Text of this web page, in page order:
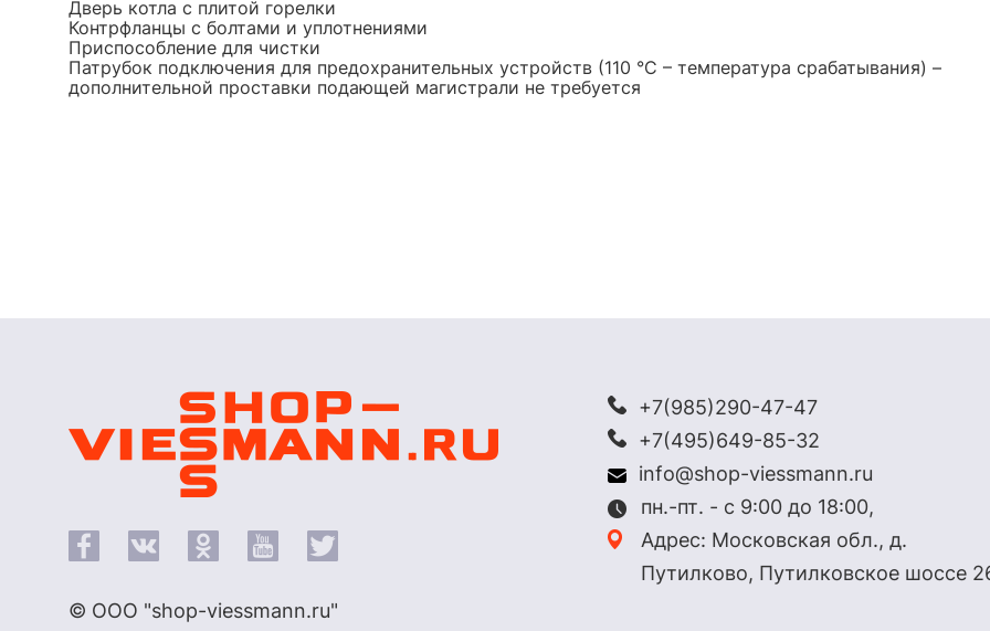
Дверь котла с плитой горелки
Контрфланцы с болтами и уплотнениями
Приспособление для чистки
Патрубок подключения для предохранительных устройств (110 °C – температура срабатывания) –
дополнительной проставки подающей магистрали не требуется
© ООО "shop-viessmann.ru"
+7(985)290-47-47
+7(495)649-85-32
info@shop-viessmann.ru
пн.-пт. - с 9:00 до 18:00,
Адрес: Московская обл., д.
Путилково, Путилковское шоссе